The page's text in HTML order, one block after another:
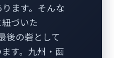
ます。そんな
づいた
後の砦として
す。九州・函